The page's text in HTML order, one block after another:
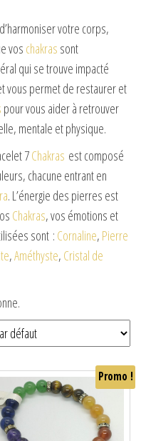
votre corps,
vos chakras sont
qui se trouve impacté
vous permet de restaurer et
pour vous aider à retrouver
mentale et physique.
7Chakras est composé
chacune entrant en
. L’énergie des pierres est
Chakras, vos émotions et
sont : Cornaline, Pierre
,Améthyste, Cristal de
Promo !